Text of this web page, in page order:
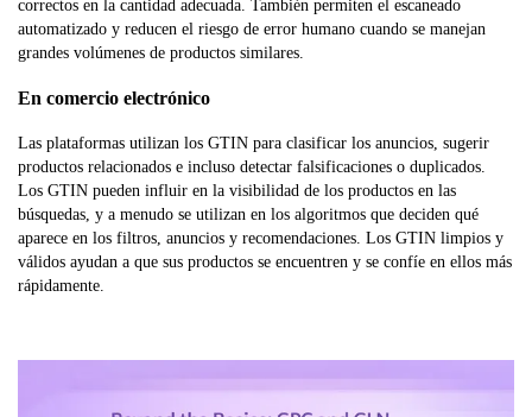
correctos en la cantidad adecuada. También permiten el escaneado
automatizado y reducen el riesgo de error humano cuando se manejan
grandes volúmenes de productos similares.
En comercio electrónico
Las plataformas utilizan los GTIN para clasificar los anuncios, sugerir
productos relacionados e incluso detectar falsificaciones o duplicados.
Los GTIN pueden influir en la visibilidad de los productos en las
búsquedas, y a menudo se utilizan en los algoritmos que deciden qué
aparece en los filtros, anuncios y recomendaciones. Los GTIN limpios y
válidos ayudan a que sus productos se encuentren y se confíe en ellos más
rápidamente.